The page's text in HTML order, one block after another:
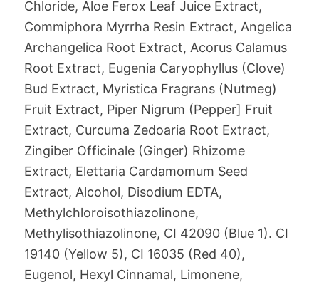
Chloride, Aloe Ferox Leaf Juice Extract,
Commiphora Myrrha Resin Extract, Angelica
Archangelica Root Extract, Acorus Calamus
Root Extract, Eugenia Caryophyllus (Clove)
Bud Extract, Myristica Fragrans (Nutmeg)
Fruit Extract, Piper Nigrum (Pepper] Fruit
Extract, Curcuma Zedoaria Root Extract,
Zingiber Officinale (Ginger) Rhizome
Extract, Elettaria Cardamomum Seed
Extract, Alcohol, Disodium EDTA,
Methylchloroisothiazolinone,
Methylisothiazolinone, CI 42090 (Blue 1). CI
19140 (Yellow 5), CI 16035 (Red 40),
Eugenol, Hexyl Cinnamal, Limonene,